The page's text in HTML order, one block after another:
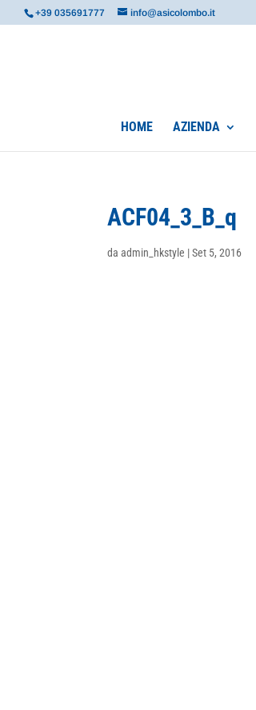
+39 035691777 info@asicolombo.it
HOME AZIENDA
ACF04_3_B_q
daadmin_hkstyle |Set 5, 2016